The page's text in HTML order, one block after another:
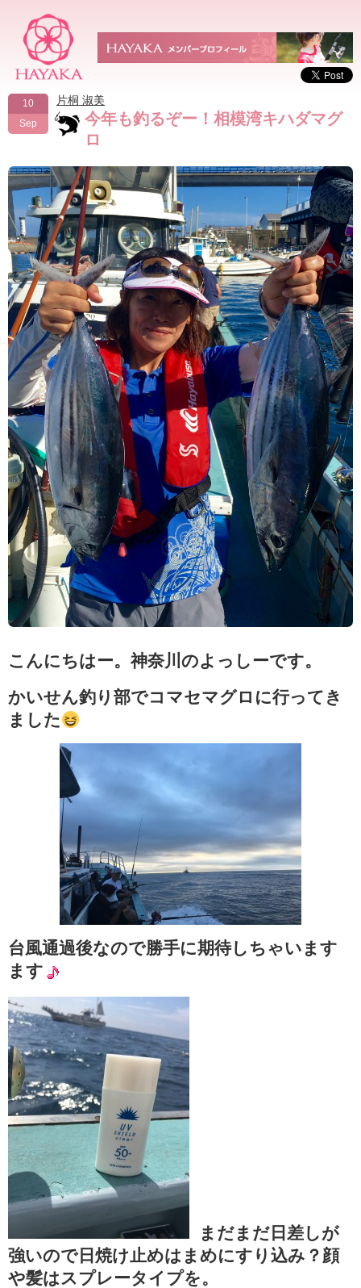
10
Sep
片桐 淑美
今年も釣るぞー！相模湾キハダマグ
ロ
こんにちはー。神奈川のよっしーです。
かいせん釣り部でコマセマグロに行ってき
ました
台風通過後なので勝手に期待しちゃいます
ます
まだまだ日差しが
強いので日焼け止めはまめにすり込み？顔
や髪はスプレータイプを。